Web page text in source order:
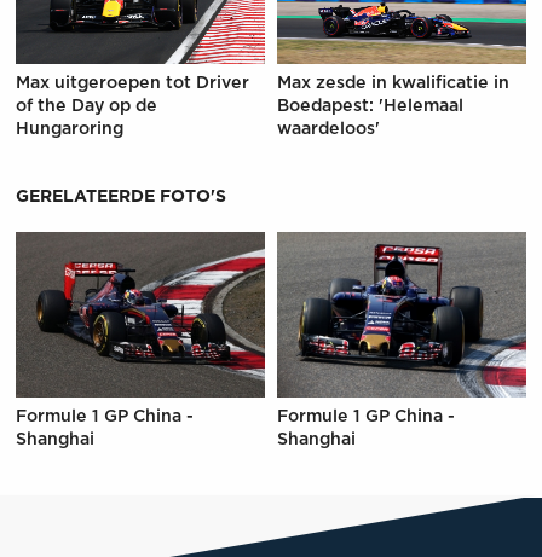
Max uitgeroepen tot Driver
of the Day op de
Hungaroring
Max zesde in kwalificatie in
Boedapest: 'Helemaal
waardeloos'
GERELATEERDE FOTO'S
Formule 1 GP China -
Shanghai
Formule 1 GP China -
Shanghai